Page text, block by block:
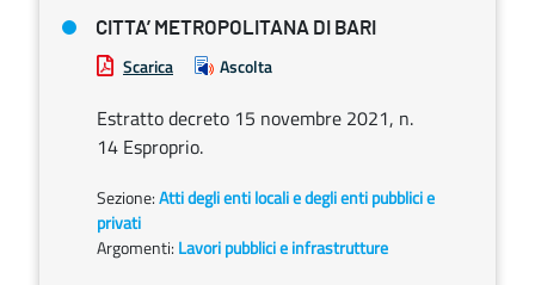
CITTA’ METROPOLITANA DI BARI
Scarica Ascolta
Estratto decreto 15 novembre 2021, n.
14 Esproprio.
Sezione:Atti degli enti locali e degli enti pubblici e
privati
Argomenti: Lavori pubblici e infrastrutture